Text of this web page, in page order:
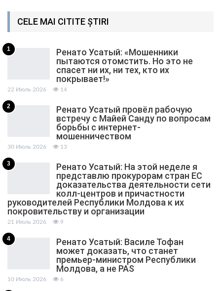
CELE MAI CITITE ȘTIRI
1
Ренато Усатый: «Мошенники
пытаются отомстить. Но это не
спасет ни их, ни тех, кто их
покрывает!»
22 Июль 2026 14
2
Ренато Усатый провёл рабочую
встречу с Майей Санду по вопросам
борьбы с интернет-
мошенничеством
30 Июль 2026 13
3
Ренато Усатый: На этой неделе я
представлю прокурорам стран ЕС
доказательства деятельности сети
колл-центров и причастности
руководителей Республики Молдова к их
покровительству и организации
21 Июль 2026 9
4
Ренато Усатый: Василе Тофан
может доказать, что станет
премьер-министром Республики
Молдова, а не PAS
10 Июль 2026 6